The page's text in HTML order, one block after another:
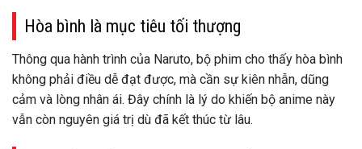
Hòa bình là mục tiêu tối thượng
Thông qua hành trình của Naruto, bộ phim cho thấy hòa bình
không phải điều dễ đạt được, mà cần sự kiên nhẫn, dũng
cảm và lòng nhân ái. Đây chính là lý do khiến bộ anime này
vẫn còn nguyên giá trị dù đã kết thúc từ lâu.